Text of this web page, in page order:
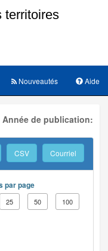
Aide
Nouveautés
de publication:
CSV Courriel
par page
25 50 100